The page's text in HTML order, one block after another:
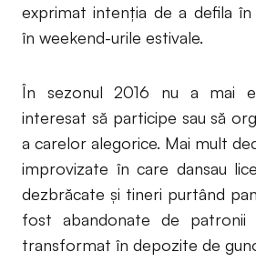
exprimat intenția de a defila în
în weekend-urile estivale.
În sezonul 2016 nu a mai
interesat să participe sau să
a carelor alegorice. Mai mult
improvizate în care dansau
dezbrăcate și tineri purtând
fost abandonate de patronii
transformat în depozite de